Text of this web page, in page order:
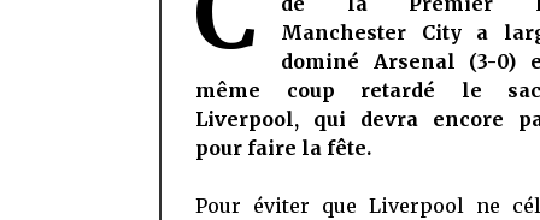
Manchester City a
dominé Arsenal (3-0)
même coup retardé le
Liverpool, qui devra encore
pour faire la fête.
Pour éviter que Liverpool ne